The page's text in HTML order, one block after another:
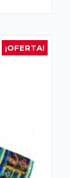
¡OFERTA!